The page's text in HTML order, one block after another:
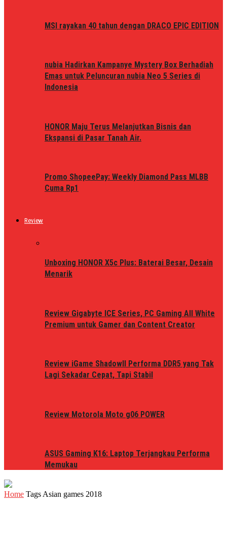
MSI rayakan 40 tahun dengan DRACO EPIC EDITION
nubia Hadirkan Kampanye Mystery Box Berhadiah
Emas untuk Peluncuran nubia Neo 5 Series di
Indonesia
HONOR Maju Terus Melanjutkan Bisnis dan
Ekspansi di Pasar Tanah Air.
Promo ShopeePay: Weekly Diamond Pass MLBB
Cuma Rp1
Review
Unboxing HONOR X5c Plus: Baterai Besar, Desain
Menarik
Review Gigabyte ICE Series, PC Gaming All White
Premium untuk Gamer dan Content Creator
Review iGame ShadowII Performa DDR5 yang Tak
Lagi Sekadar Cepat, Tapi Stabil
Review Motorola Moto g06 POWER
ASUS Gaming K16: Laptop Terjangkau Performa
Memukau
Home Tags Asian games 2018